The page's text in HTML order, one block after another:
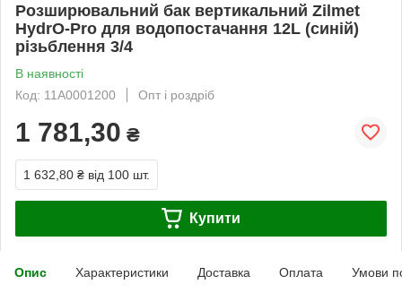
Розширювальний бак вертикальний Zilmet
HydrO-Pro для водопостачання 12L (синій)
різьблення 3/4
В наявності
Код: 11A0001200
Опт і роздріб
1 781,30 ₴
1 632,80 ₴ від 100 шт.
Купити
Опис Характеристики Доставка Оплата Умови